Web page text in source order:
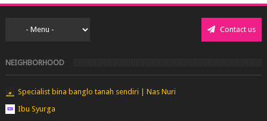
Contact us
NEIGHBORHOOD
Specialist bina banglo tanah sendiri | Nas Nuri
Ibu Syurga